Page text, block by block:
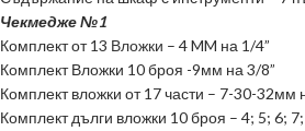
Чекмедже№1
Комплект от 13 Вложки – 4 MM на 1/4”
Комплект Вложки 10 броя -9мм на 3/8”
Комплект вложки от 17 части – 7-30-32мм
Комплект дълги вложки 10 броя – ‎4; 5; 6;